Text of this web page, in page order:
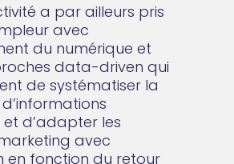
a par ailleurs pris
avec
du numérique et
data-driven qui
de systématiser la
et d’adapter les
avec
en fonction du retour